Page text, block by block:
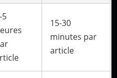
5
15-30
minutes par
article